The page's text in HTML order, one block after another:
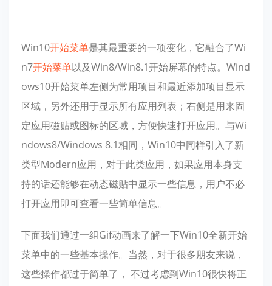
Win10开始菜单是其最重要的一项变化，它融合了Wi
n7开始菜单以及Win8/Win8.1开始屏幕的特点。Wind
ows10开始菜单左侧为常用项目和最近添加项目显示
区域，另外还用于显示所有应用列表；右侧是用来固
定应用磁贴或图标的区域，方便快速打开应用。与Wi
ndows8/Windows 8.1相同，Win10中同样引入了新
类型Modern应用，对于此类应用，如果应用本身支
持的话还能够在动态磁贴中显示一些信息，用户不必
打开应用即可查看一些简单信息。
下面我们通过一组Gif动画来了解一下Win10全新开始
菜单中的一些基本操作。当然，对于很多朋友来说，
这些操作都过于简单了， 不过考虑到Win10很快将正